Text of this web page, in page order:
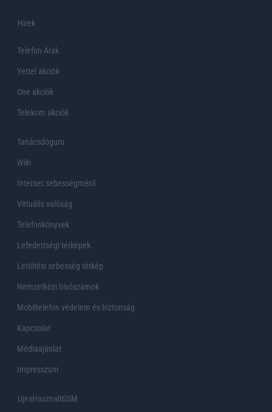
Hirek
Telefon Árak
Yettel akciók
One akciók
Telekom akciók
Tanácsdóguru
Wiki
Internet sebességmérő
Virtuális valóság
Telefonkönyvek
Lefedettségi térképek
Letöltési sebesség térkép
Nemzetközi hívószámok
Mobiltelefon védelem és biztonság
Kapcsolat
Médiaajánlat
Impresszum
UjesHasznaltGSM